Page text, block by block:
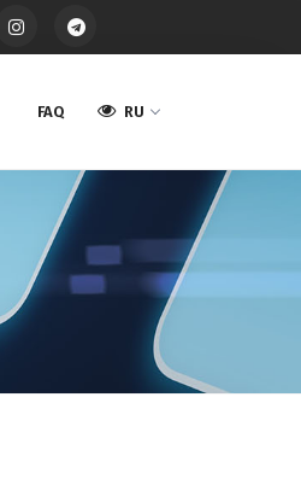
FAQ RU